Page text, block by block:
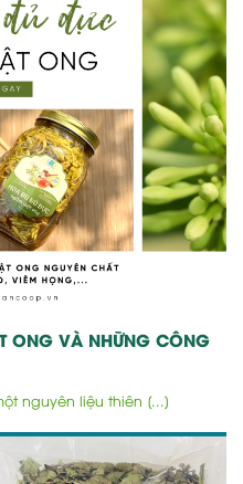
ONG VÀ NHỮNG CÔNG
nguyên liệu thiên [...]